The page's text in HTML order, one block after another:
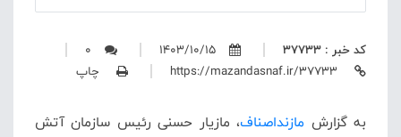
کد خبر : 37733 1403/10/15
0
چاپ
به گزارش مازنداصناف، مازیار حسنی رئیس سازمان آتش